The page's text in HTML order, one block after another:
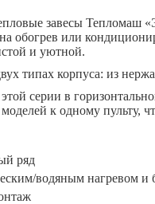
завесы Тепломаш
обогрев или
и уютной.
типах корпуса: из
этой серии в
к одному пульту,
ряд
водяным нагревом и